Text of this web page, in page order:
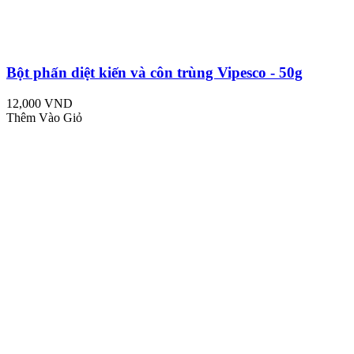
Bột phấn diệt kiến và côn trùng Vipesco - 50g
12,000 VND
Thêm Vào Giỏ